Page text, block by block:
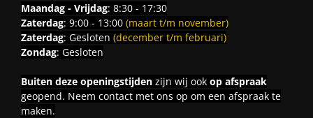
Maandag - Vrijdag: 8:30 - 17:30
Zaterdag: 9:00 - 13:00 (maart t/m november)
Zaterdag: Gesloten (december t/m februari)
Zondag: Gesloten
Buiten deze openingstijdenzijn wij ook op afspraak
geopend. Neem contact met ons op om een afspraak te
maken.